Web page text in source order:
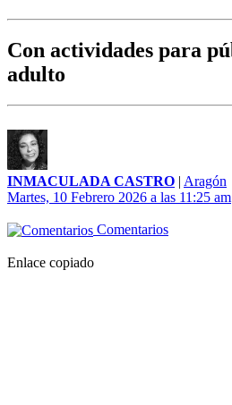
Con actividades para
adulto
INMACULADA CASTRO | Aragón
Martes, 10 Febrero 2026 a las 11:25 am
Comentarios
Enlace copiado